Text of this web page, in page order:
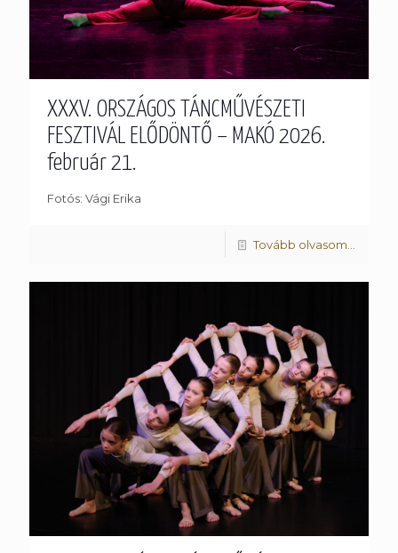
XXXV. ORSZÁGOS TÁNCMŰVÉSZETI
FESZTIVÁL ELŐDÖNTŐ – MAKÓ 2026.
február 21.
Fotós: Vági Erika
Tovább olvasom...